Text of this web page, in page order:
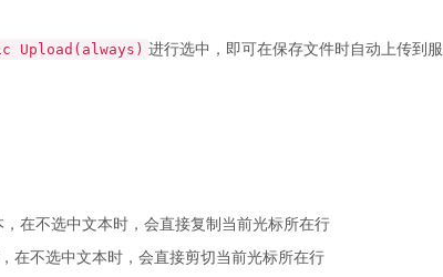
Upload(always) 进行选中，即可在保存文件时自动上传到服
在不选中文本时，会直接复制当前光标所在行
在不选中文本时，会直接剪切当前光标所在行